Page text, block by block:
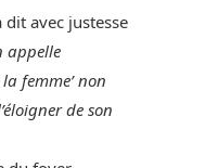
dit avec justesse
appelle
femme’ non
de son